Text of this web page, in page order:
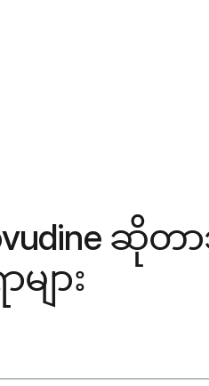
ျား